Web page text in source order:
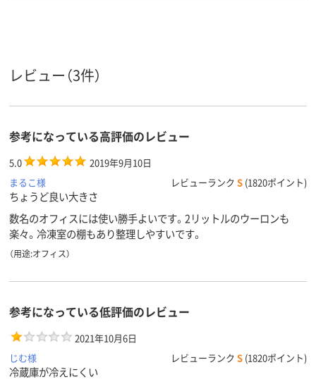
スコア
15
レビュー（3件）
参考になっている高評価のレビュー
5.0
2019年9月10日
まるこ様
レビューランク S (1820ポイント)
ちょうど良い大きさ
数名のオフィスには使い勝手よいです。2リットルのウーロンも
楽々。冷凍室の棚もあり整理しやすいです。
（用途:オフィス）
参考になっている低評価のレビュー
2021年10月6日
じむ様
レビューランク S (1820ポイント)
冷蔵庫が冷えにくい